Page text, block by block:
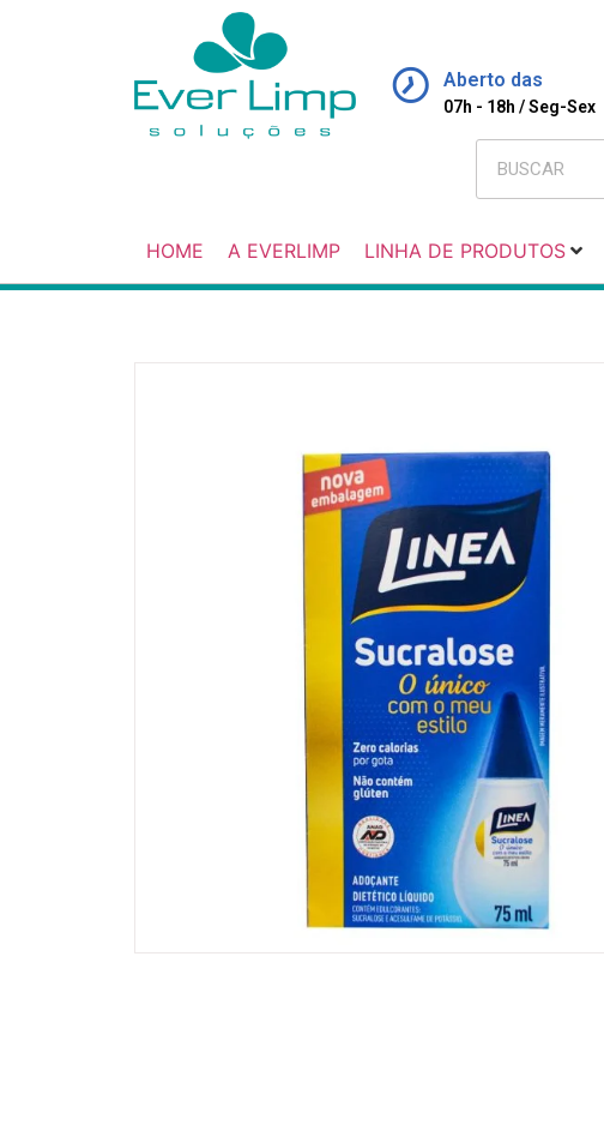
Aberto das
07h - 18h / Seg-Sex
HOME A EVERLIMP LINHA DE PRODUTOS